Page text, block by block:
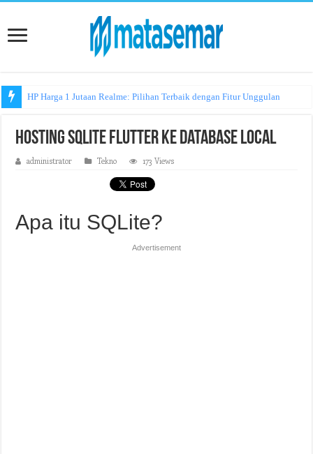
HP Harga 1 Jutaan Realme: Pilihan Terbaik dengan Fitur Unggulan
Hosting SQLite Flutter ke Database Local
administrator Tekno 173 Views
Apa itu SQLite?
Advertisement